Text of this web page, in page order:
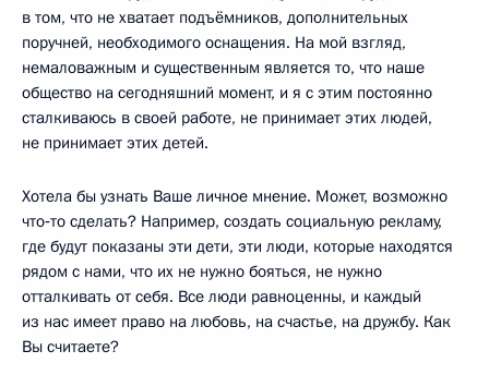
в том, что не хватает подъёмников, дополнительных
поручней, необходимого оснащения. На мой взгляд,
немаловажным и существенным является то, что наше
общество на сегодняшний момент, и я с этим постоянно
сталкиваюсь в своей работе, не принимает этих людей,
не принимает этих детей.
Хотела бы узнать Ваше личное мнение. Может, возможно
что‑то сделать? Например, создать социальную рекламу,
где будут показаны эти дети, эти люди, которые находятся
рядом с нами, что их не нужно бояться, не нужно
отталкивать от себя. Все люди равноценны, и каждый
из нас имеет право на любовь, на счастье, на дружбу. Как
Вы считаете?